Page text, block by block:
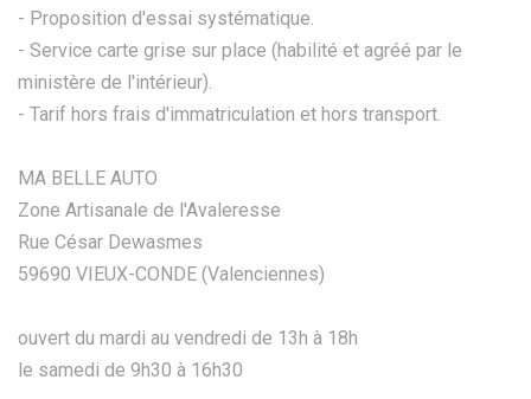
- Proposition d'essai systématique.
- Service carte grise sur place (habilité et agréé par le
ministère de l'intérieur).
- Tarif hors frais d'immatriculation et hors transport.
MA BELLE AUTO
Zone Artisanale de l'Avaleresse
Rue César Dewasmes
59690 VIEUX-CONDE (Valenciennes)
ouvert du mardi au vendredi de 13h à 18h
le samedi de 9h30 à 16h30